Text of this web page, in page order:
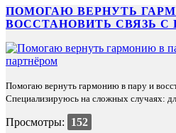
ПОМОГАЮ ВЕРНУТЬ
ВОССТАНОВИТЬ СВЯЗЬ С
Помогаю вернуть гармонию в пару и
Специализируюсь на сложных случаях:
Просмотры:
152